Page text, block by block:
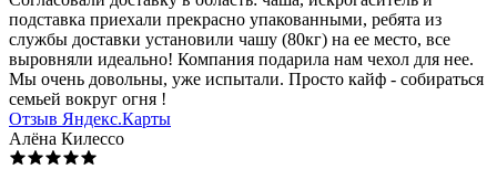
подставка приехали прекрасно упакованными, ребята из
службы доставки установили чашу (80кг) на ее место, все
выровняли идеально! Компания подарила нам чехол для нее.
Мы очень довольны, уже испытали. Просто кайф - собираться
семьей вокруг огня !
Отзыв Яндекс.Карты
Алёна Килессо